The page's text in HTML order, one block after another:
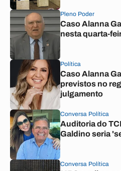
Pleno Poder
Caso Alanna
nesta quarta-
Política
Caso Alanna
previstos no
julgamento
Conversa Política
Auditoria do
Galdino seria
Conversa Política